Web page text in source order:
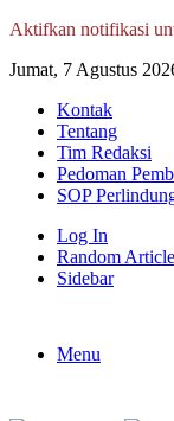
Aktifkan notifikasi
Jumat, 7 Agustus
Kontak
Tentang
Tim Redaksi
Pedoman
SOP
Log In
Random Article
Sidebar
Menu